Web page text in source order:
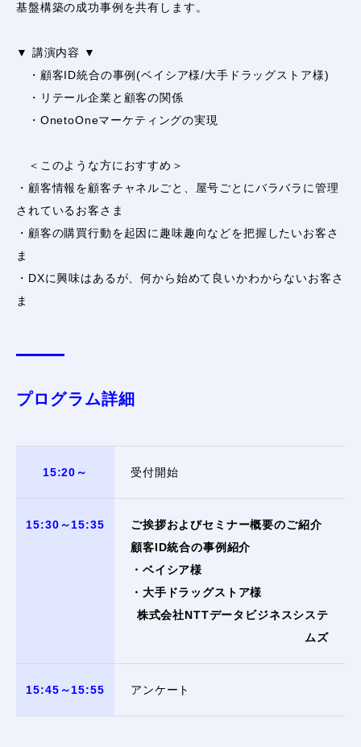
基盤構築の成功事例を共有します。
▼ 講演内容 ▼
・顧客ID統合の事例(ベイシア様/大手ドラッグストア様)
・リテール企業と顧客の関係
・OnetoOneマーケティングの実現
＜このような方におすすめ＞
・顧客情報を顧客チャネルごと、屋号ごとにバラバラに管理
されているお客さま
・顧客の購買行動を起因に趣味趣向などを把握したいお客さ
ま
・DXに興味はあるが、何から始めて良いかわからないお客さ
ま
プログラム詳細
15:20～ 受付開始
15:30～15:35
ご挨拶およびセミナー概要のご紹介
顧客ID統合の事例紹介
・ベイシア様
・大手ドラッグストア様
株式会社NTTデータビジネスシステ
ムズ
15:45～15:55 アンケート